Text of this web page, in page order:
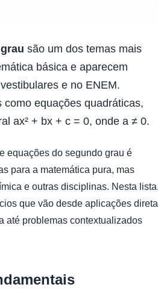
são um dos temas mais
básica e aparecem
e no ENEM.
como equações quadráticas,
ax² + bx + c = 0, onde a ≠ 0.
equações do segundo grau é
para a matemática pura, mas
e outras disciplinas. Nesta
que vão desde aplicações
até problemas contextualizados